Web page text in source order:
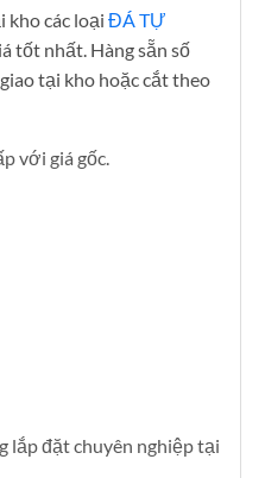
kho các loại ĐÁ TỰ
tốt nhất. Hàng sẵn số
tại kho hoặc cắt theo
với giá gốc.
lắp đặt chuyên nghiệp tại